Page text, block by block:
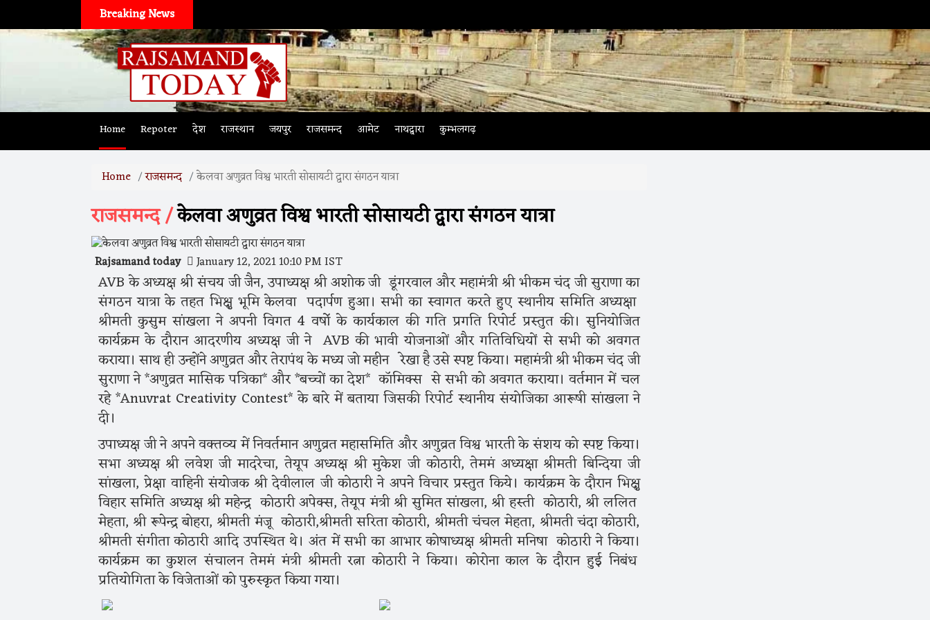
Breaking News
Home Repoter देश राजस्थान जयपुर राजसमन्द आमेट नाथद्वारा कुम्भलगढ़
Home राजसमन्द केलवा अणुव्रत विश्व भारती सोसायटी द्वारा संगठन यात्रा
राजसमन्द /केलवा अणुव्रत विश्व भारती सोसायटी द्वारा संगठन यात्रा
Rajsamand today January 12, 2021 10:10 PM IST
AVB के अध्यक्ष श्री संचय जी जैन, उपाध्यक्ष श्री अशोक जी डूंगरवाल और महामंत्री श्री भीकम चंद जी सुराणा का
संगठन यात्रा के तहत भिक्षु भूमि केलवा पदार्पण हुआ। सभी का स्वागत करते हुए स्थानीय समिति अध्यक्षा
श्रीमती कुसुम सांखला ने अपनी विगत 4 वषोॅ के कार्यकाल की गति प्रगति रिपोर्ट प्रस्तुत की। सुनियोजित
कार्यक्रम के दौरान आदरणीय अध्यक्ष जी ने AVB की भावी योजनाओं और गतिविधियों से सभी को अवगत
कराया। साथ ही उन्होंने अणुव्रत और तेरापंथ के मध्य जो महीन रेखा है उसे स्पष्ट किया। महामंत्री श्री भीकम चंद जी
सुराणा ने *अणुव्रत मासिक पत्रिका* और *बच्चों का देश* कॉमिक्स से सभी को अवगत कराया। वर्तमान में चल
रहे *Anuvrat Creativity Contest* के बारे में बताया जिसकी रिपोर्ट स्थानीय संयोजिका आरूषी सांखला ने
दी।
उपाध्यक्ष जी ने अपने वक्तव्य में निवर्तमान अणुव्रत महासमिति और अणुव्रत विश्व भारती के संशय को स्पष्ट किया।
सभा अध्यक्ष श्री लवेश जी मादरेचा, तेयूप अध्यक्ष श्री मुकेश जी कोठारी, तेममं अध्यक्षा श्रीमती बिन्दिया जी
सांखला, प्रेक्षा वाहिनी संयोजक श्री देवीलाल जी कोठारी ने अपने विचार प्रस्तुत किये। कार्यक्रम के दौरान भिक्षु
विहार समिति अध्यक्ष श्री महेन्द्र कोठारी अपेक्स, तेयूप मंत्री श्री सुमित सांखला, श्री हस्ती कोठारी, श्री ललित
मेहता, श्री रूपेन्द्र बोहरा, श्रीमती मंजू कोठारी,श्रीमती सरिता कोठारी, श्रीमती चंचल मेहता, श्रीमती चंदा कोठारी,
श्रीमती संगीता कोठारी आदि उपस्थित थे। अंत में सभी का आभार कोषाध्यक्ष श्रीमती मनिषा कोठारी ने किया।
कार्यक्रम का कुशल संचालन तेममं मंत्री श्रीमती रत्ना कोठारी ने किया। कोरोना काल के दौरान हुई निबंध
प्रतियोगिता के विजेताओं को पुरुस्कृत किया गया।